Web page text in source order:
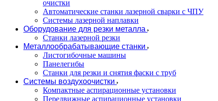
очистки
Автоматические станки лазерной сварки с ЧПУ
Системы лазерной наплавки
Оборудование для резки металла
Станки лазерной резки
Металлообрабатывающие станки
Листогибочные машины
Панелегибы
Станки для резки и снятия фаски с труб
Системы воздухоочистки
Компактные аспирационные установки
Передвижные аспирационные установки